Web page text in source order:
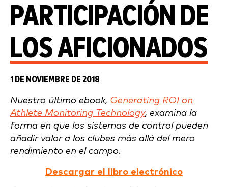
PARTICIPACIÓN DE
LOS AFICIONADOS
1 DE NOVIEMBRE DE 2018
Nuestro último ebook, Generating ROI on
Athlete Monitoring Technology, examina la
forma en que los sistemas de control pueden
añadir valor a los clubes más allá del mero
rendimiento en el campo.
Descargar el libro electrónico